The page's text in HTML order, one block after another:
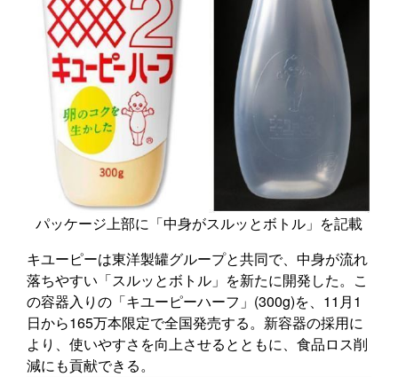
パッケージ上部に「中身がスルッとボトル」を記載
キユーピーは東洋製罐グループと共同で、中身が流れ
落ちやすい「スルッとボトル」を新たに開発した。こ
の容器入りの「キユーピーハーフ」(300g)を、11月1
日から165万本限定で全国発売する。新容器の採用に
より、使いやすさを向上させるとともに、食品ロス削
減にも貢献できる。